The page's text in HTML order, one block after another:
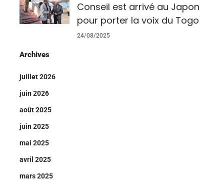
Conseil est arrivé au Japon
pour porter la voix du Togo
24/08/2025
Archives
juillet 2026
juin 2026
août 2025
juin 2025
mai 2025
avril 2025
mars 2025